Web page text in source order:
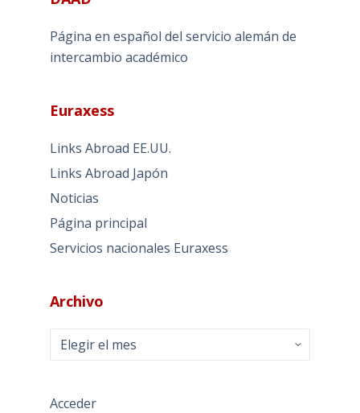
Página en español del servicio alemán de
intercambio académico
Euraxess
Links Abroad EE.UU.
Links Abroad Japón
Noticias
Página principal
Servicios nacionales Euraxess
Archivo
Archivo
Acceder